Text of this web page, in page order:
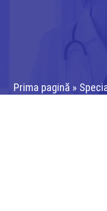
Prima pagină »